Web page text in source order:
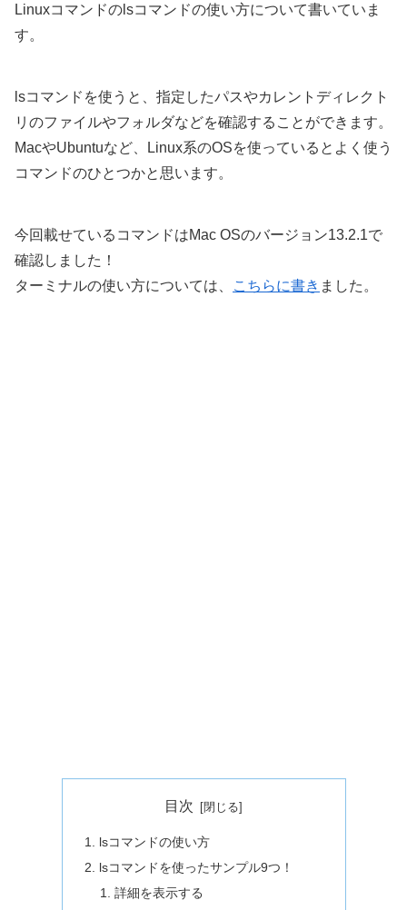
Linuxコマンドのlsコマンドの使い方について書いていま
す。
lsコマンドを使うと、指定したパスやカレントディレクト
リのファイルやフォルダなどを確認することができます。
MacやUbuntuなど、Linux系のOSを使っているとよく使う
コマンドのひとつかと思います。
今回載せているコマンドはMac OSのバージョン13.2.1で
確認しました！
ターミナルの使い方については、
こちらに書き ました。
目次
lsコマンドの使い方
lsコマンドを使ったサンプル9つ！
詳細を表示する